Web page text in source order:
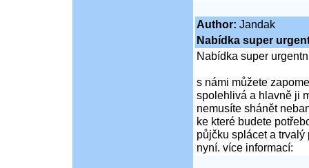
Author: Jandak
Nabídka super
Nabídka super
s námi můžete
spolehlivá a hlavně ji
nemusíte shánět
ke které budete
půjčku splácet a
nyní. více informací: